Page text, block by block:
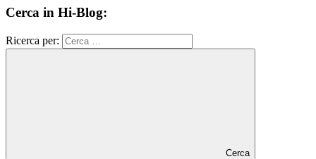
Cerca in Hi-Blog:
Ricerca per:
Cerca